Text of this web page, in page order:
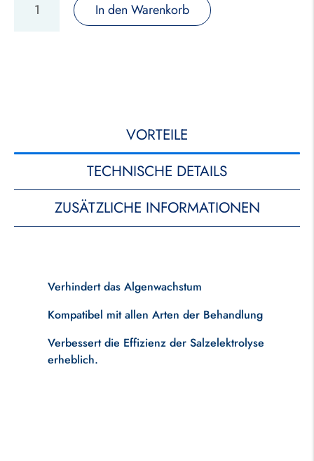
In den Warenkorb
VORTEILE
TECHNISCHE DETAILS
ZUSÄTZLICHE INFORMATIONEN
Verhindert das Algenwachstum
Kompatibel mit allen Arten der Behandlung
Verbessert die Effizienz der Salzelektrolyse
erheblich.